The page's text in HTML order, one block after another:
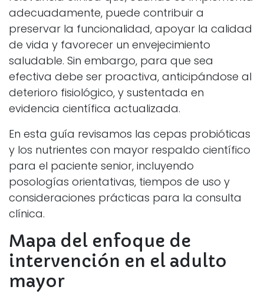
adecuadamente, puede contribuir a
preservar la funcionalidad, apoyar la calidad
de vida y favorecer un envejecimiento
saludable. Sin embargo, para que sea
efectiva debe ser proactiva, anticipándose al
deterioro fisiológico, y sustentada en
evidencia científica actualizada.
En esta guía revisamos las cepas probióticas
y los nutrientes con mayor respaldo científico
para el paciente senior, incluyendo
posologías orientativas, tiempos de uso y
consideraciones prácticas para la consulta
clínica.
Mapa del enfoque de
intervención en el adulto
mayor